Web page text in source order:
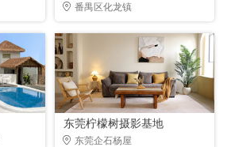
番禺区化龙镇
东莞柠檬树摄影基地
东莞企石杨屋